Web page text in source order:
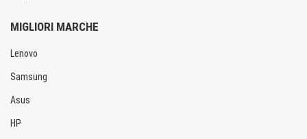
MIGLIORI MARCHE
Lenovo
Samsung
Asus
HP